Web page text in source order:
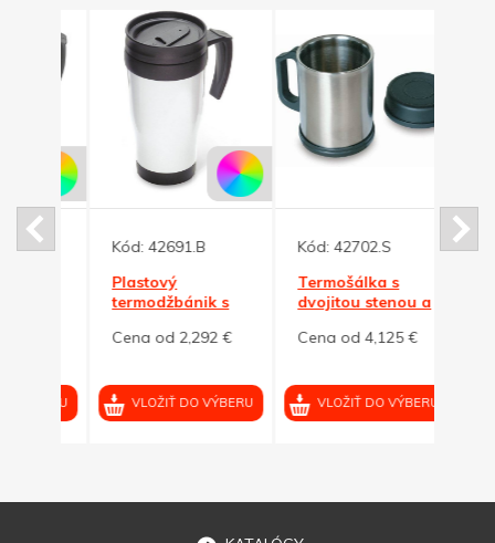
Kód:42691.B
Plastový
termodžbánik s
Cena od 2,292 €
VLOŽIŤ DO VÝBERU
Kód:42702.S
Termošálka s
dvojitou stenou a
Cena od 4,125 €
VLOŽIŤ DO VÝBERU
Kód: